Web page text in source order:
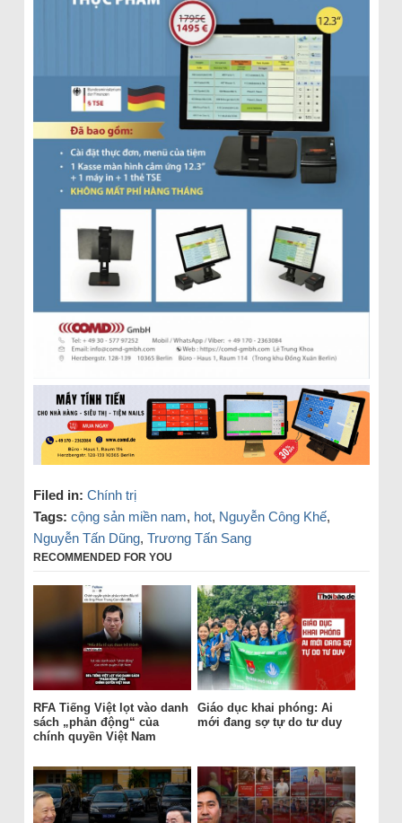
Filed in: Chính trị
Tags: cộng sản miền nam, hot, Nguyễn Công Khế,
Nguyễn Tấn Dũng, Trương Tấn Sang
RECOMMENDED FOR YOU
RFA Tiếng Việt lọt vào danh
sách „phản động“ của
chính quyền Việt Nam
Giáo dục khai phóng: Ai
mới đang sợ tự do tư duy